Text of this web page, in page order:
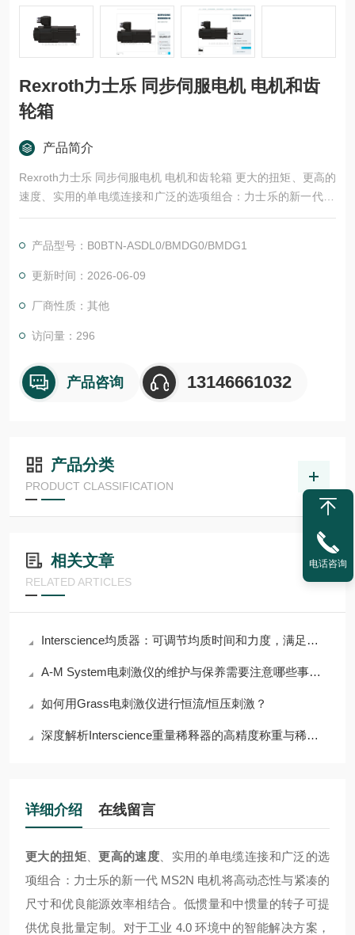
Rexroth力士乐 同步伺服电机 电机和齿
轮箱
产品简介
Rexroth力士乐 同步伺服电机 电机和齿轮箱 更大的扭矩、更高的
速度、实用的单电缆连接和广泛的选项组合：力士乐的新一代 M
S2N 电机将高动态性与紧凑的尺寸和优良能源效率相结合。低惯
智能解决方案，MS2N 电机用作数据源。
产品型号：B0BTN-ASDL0/BMDG0/BMDG1
更新时间：2026-06-09
厂商性质：其他
访问量：296
产品咨询 13146661032
产品分类
PRODUCT CLASSIFICATION
相关文章
RELATED ARTICLES
Interscience均质器：可调节均质时间和力度，满足多样需求
A-M System电刺激仪的维护与保养需要注意哪些事项？
如何用Grass电刺激仪进行恒流/恒压刺激？
深度解析Interscience重量稀释器的高精度称重与稀释功能
详细介绍 在线留言
更大的扭矩、更高的速度 、实用的单电缆连接和广泛的选
项组合：力士乐的新一代 MS2N 电机将高动态性与紧凑的
尺寸和优良能源效率相结合。低惯量和中惯量的转子可提
供优良批量定制。对于工业 4.0 环境中的智能解决方案，
电话咨询